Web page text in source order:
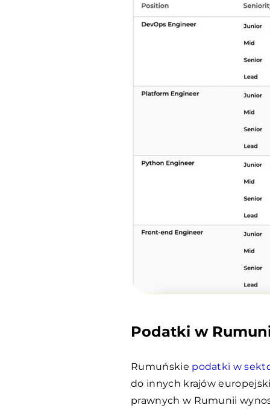
Podatki w
Rumuńskie podatki w
do innych krajów
prawnych w Rumunii